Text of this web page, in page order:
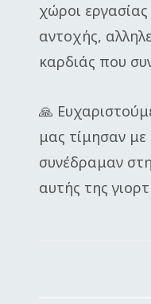
χώροι εργασίας
αντοχής,
καρδιάς που
🙏
μας τίμησαν
συνέδραμαν
αυτής της